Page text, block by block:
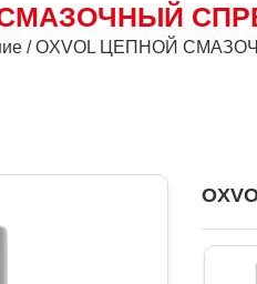
СМАЗОЧНЫЙ
/ OXVOL ЦЕПНОЙ